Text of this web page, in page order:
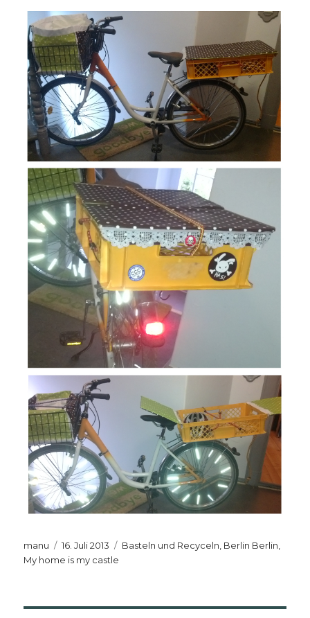
Autor
manu
Veröffentlicht
am
16. Juli 2013 Kategorien
Basteln und Recyceln, Berlin Berlin,
My home is my castle